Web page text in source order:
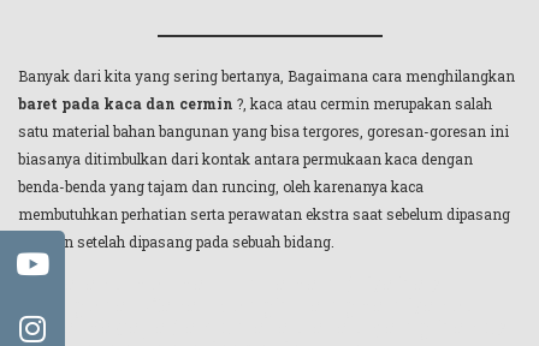
Banyak dari kita yang sering bertanya, Bagaimana cara menghilangkan
baret pada kaca dan cermin ?, kaca atau cermin merupakan salah
satu material bahan bangunan yang bisa tergores, goresan-goresan ini
biasanya ditimbulkan dari kontak antara permukaan kaca dengan
benda-benda yang tajam dan runcing, oleh karenanya kaca
membutuhkan perhatian serta perawatan ekstra saat sebelum dipasang
ataupun setelah dipasang pada sebuah bidang.
Pada artikel kali ini akan dibahas
pada kaca, adapun alat-alat yang harus